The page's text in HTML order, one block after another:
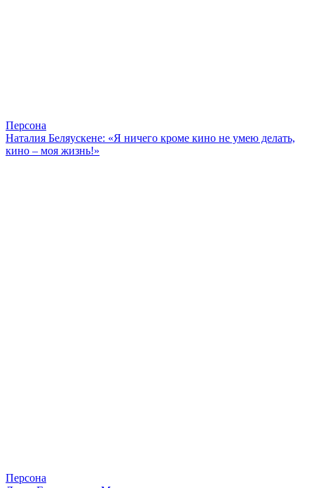
Персона
Наталия Беляускене: «Я ничего кроме кино не умею делать,
кино – моя жизнь!»
Персона